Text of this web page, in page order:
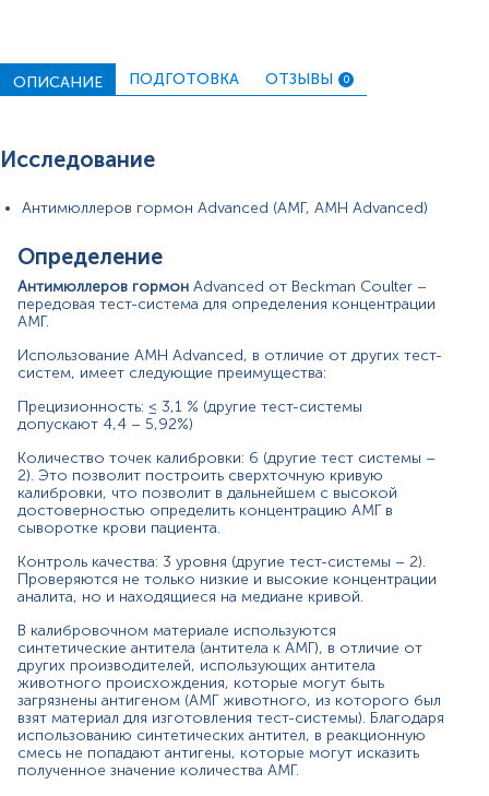
других производителей, использующих антитела
животного происхождения, которые могут быть
реакционную смесь не попадают антигены, которые
сироватка крові
Маркер
Общая характеристика
Интерферирующие факторы
Інтерпретація
Диапазон измерений
Дополнительная информация
*
Единицы измерения, референтные значения и диапазон
измерений могут изменяться в соответствии с
изменением тест-систем.
ОПИСАНИЕ ПОДГОТОВКА ОТЗЫВЫ 0
Исследование
Антимюллеров гормон Advanced (АМГ, AMH Advanced)
Определение
Антимюллеров гормон Advanced от Beckman Coulter –
передовая тест-система для определения концентрации
АМГ.
Использование AMH Advanced, в отличие от других тест-
систем, имеет следующие преимущества:
Прецизионность: ≤ 3,1 % (другие тест-системы
допускают 4,4 – 5,92%)
Количество точек калибровки: 6 (другие тест системы –
2). Это позволит построить сверхточную кривую
калибровки, что позволит в дальнейшем с высокой
достоверностью определить концентрацию АМГ в
сыворотке крови пациента.
Контроль качества: 3 уровня (другие тест-системы – 2).
Проверяются не только низкие и высокие концентрации
аналита, но и находящиеся на медиане кривой.
В калибровочном материале используются
синтетические антитела (антитела к АМГ), в отличие от
других производителей, использующих антитела
животного происхождения, которые могут быть
загрязнены антигеном (АМГ животного, из которого был
взят материал для изготовления тест-системы). Благодаря
использованию синтетических антител, в реакционную
смесь не попадают антигены, которые могут исказить
полученное значение количества АМГ.